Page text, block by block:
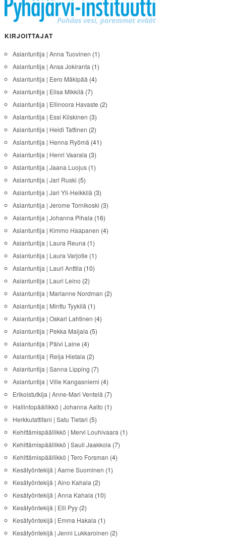
KIRJOITTAJAT
Asiantuntija | Anna Tuovinen (1)
Asiantuntija | Ansa Jokiranta (1)
Asiantuntija | Eero Mäkipää (4)
Asiantuntija | Elisa Mikkilä (7)
Asiantuntija | Ellinoora Havaste (2)
Asiantuntija | Essi Kiiskinen (3)
Asiantuntija | Heidi Tattinen (2)
Asiantuntija | Henna Ryömä (41)
Asiantuntija | Henri Vaarala (3)
Asiantuntija | Jaana Luojus(1)
Asiantuntija | Jari Ruski (5)
Asiantuntija | Jari Yli-Heikkilä (3)
Asiantuntija | Jerome Tornikoski (3)
Asiantuntija | Johanna Pihala (16)
Asiantuntija | Kimmo Haapanen (4)
Asiantuntija | Laura Reuna (1)
Asiantuntija | Laura Varjotie (1)
Asiantuntija | Lauri Anttila (10)
Asiantuntija | Lauri Leino (2)
Asiantuntija | Marianne Nordman (2)
Asiantuntija | Minttu Tyykilä (1)
Asiantuntija | Oskari Lahtinen (4)
Asiantuntija | Pekka Maijala (5)
Asiantuntija | Päivi Laine (4)
Asiantuntija | Reija Hietala (2)
Asiantuntija | Sanna Lipping (7)
Asiantuntija | Ville Kangasniemi (4)
Erikoistutkija | Anne-Mari Ventelä (7)
Hallintopäällikkö | Johanna Aalto (1)
Herkkutattifani | Satu Tietari (5)
Kehittämispäällikkö | Mervi Louhivaara (1)
Kehittämispäällikkö | Sauli Jaakkola (7)
Kehittämispäällikkö | Tero Forsman (4)
Kesätyöntekijä | Aarne Suominen (1)
Kesätyöntekijä | Aino Kahala (2)
Kesätyöntekijä | Anna Kahala (10)
Kesätyöntekijä | Elli Pyy(2)
Kesätyöntekijä | Emma Hakala (1)
Kesätyöntekijä | Jenni Lukkaroinen (2)